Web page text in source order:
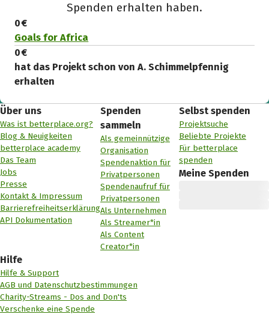
Spenden erhalten haben.
0 €
Goals for Africa
0 €
hat das Projekt schon von A. Schimmelpfennig
erhalten
Über uns
Was ist betterplace.org?
Blog & Neuigkeiten
betterplace academy
Das Team
Jobs
Presse
Kontakt & Impressum
Barrierefreiheitserklärung
API Dokumentation
Spenden
sammeln
Als gemeinnützige
Organisation
Spendenaktion für
Privatpersonen
Spendenaufruf für
Privatpersonen
Als Unternehmen
Als Streamer*in
Als Content
Creator*in
Selbst spenden
Projektsuche
Beliebte Projekte
Für betterplace
spenden
Meine Spenden
Hilfe
Hilfe & Support
AGB und Datenschutzbestimmungen
Charity-Streams - Dos and Don'ts
Verschenke eine Spende